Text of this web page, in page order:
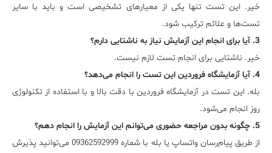
خیر. این تست تنها یکی از معیارهای تشخیصی است و باید با سایر
تست‌ها و علائم ترکیب شود.
3. آیا برای انجام این آزمایش نیاز به ناشتایی دارم؟
خیر. ناشتایی برای انجام تست لازم نیست.
4. آیا آزمایشگاه فروردین این تست را انجام می‌دهد؟
بله. این تست در آزمایشگاه فروردین با دقت بالا و با استفاده از تکنولوژی
روز انجام می‌شود.
5. چگونه بدون مراجعه حضوری می‌توانم این آزمایش را انجام دهم؟
از طریق پیام‌رسان واتساپ یا بله با شماره 09362592999 می‌توانید پذیرش